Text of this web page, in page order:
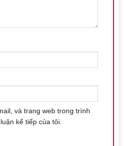
và trang web trong trình
kế tiếp của tôi.